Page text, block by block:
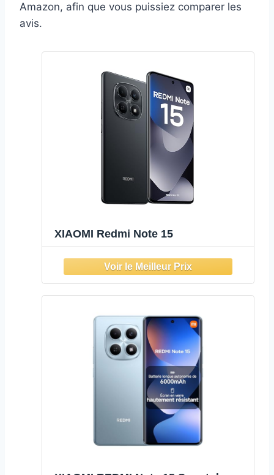
Amazon, afin que vous puissiez comparer les
avis.
XIAOMI Redmi Note 15